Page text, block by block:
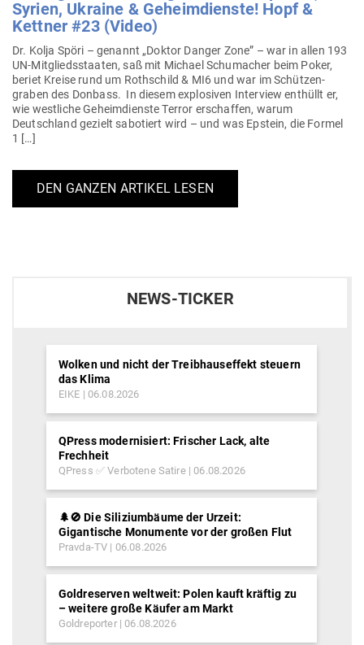
Syrien, Ukraine & Geheim­dienste! Hopf &
Kettner #23 (Video)
Dr. Kolja Spöri – genannt „Doktor Danger Zone” – war in allen 193
UN-Mit­glieds­staaten, saß mit Michael Schu­macher beim Poker,
beriet Kreise rund um Roth­schild & MI6 und war im Schüt­zen­
graben des Donbass. In diesem explo­siven Interview ent­hüllt er,
wie west­liche Geheim­dienste Terror erschaffen, warum
Deutschland gezielt sabo­tiert wird – und was Epstein, die Formel
1 […]
DEN GANZEN ARTIKEL LESEN
NEWS-TICKER
Wolken und nicht der Treibhauseffekt steuern
das Klima
EIKE 06.08.2026
QPress modernisiert: Frischer Lack, alte
Frechheit
QPress ✅ Verbotene Satire 06.08.2026
🌲🚫 Die Siliziumbäume der Urzeit:
Gigantische Monumente vor der großen Flut
Pravda-TV 06.08.2026
Goldreserven weltweit: Polen kauft kräftig zu
– weitere große Käufer am Markt
Goldreporter 06.08.2026